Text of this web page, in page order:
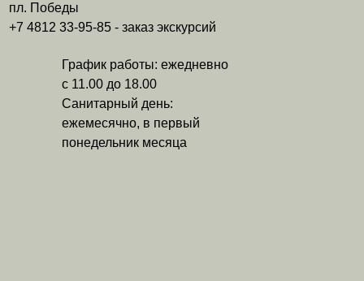
График работы: ежедневно
с 11.00 до 18.00
Санитарный день:
ежемесячно, в первый
понедельник месяца
пл. Победы
+7 4812 33-95-85 - заказ экскурсий